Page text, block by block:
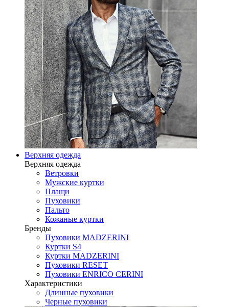
Верхняя одежда
Верхняя одежда
Ветровки
Мужские куртки
Плащи
Пуховики
Пальто
Кожаные куртки
Бренды
Пуховики MADZERINI
Куртки S4
Куртки MADZERINI
Пуховики RESET
Пуховики ENRICO CERINI
Характеристики
Длинные пуховики
Черные пуховики